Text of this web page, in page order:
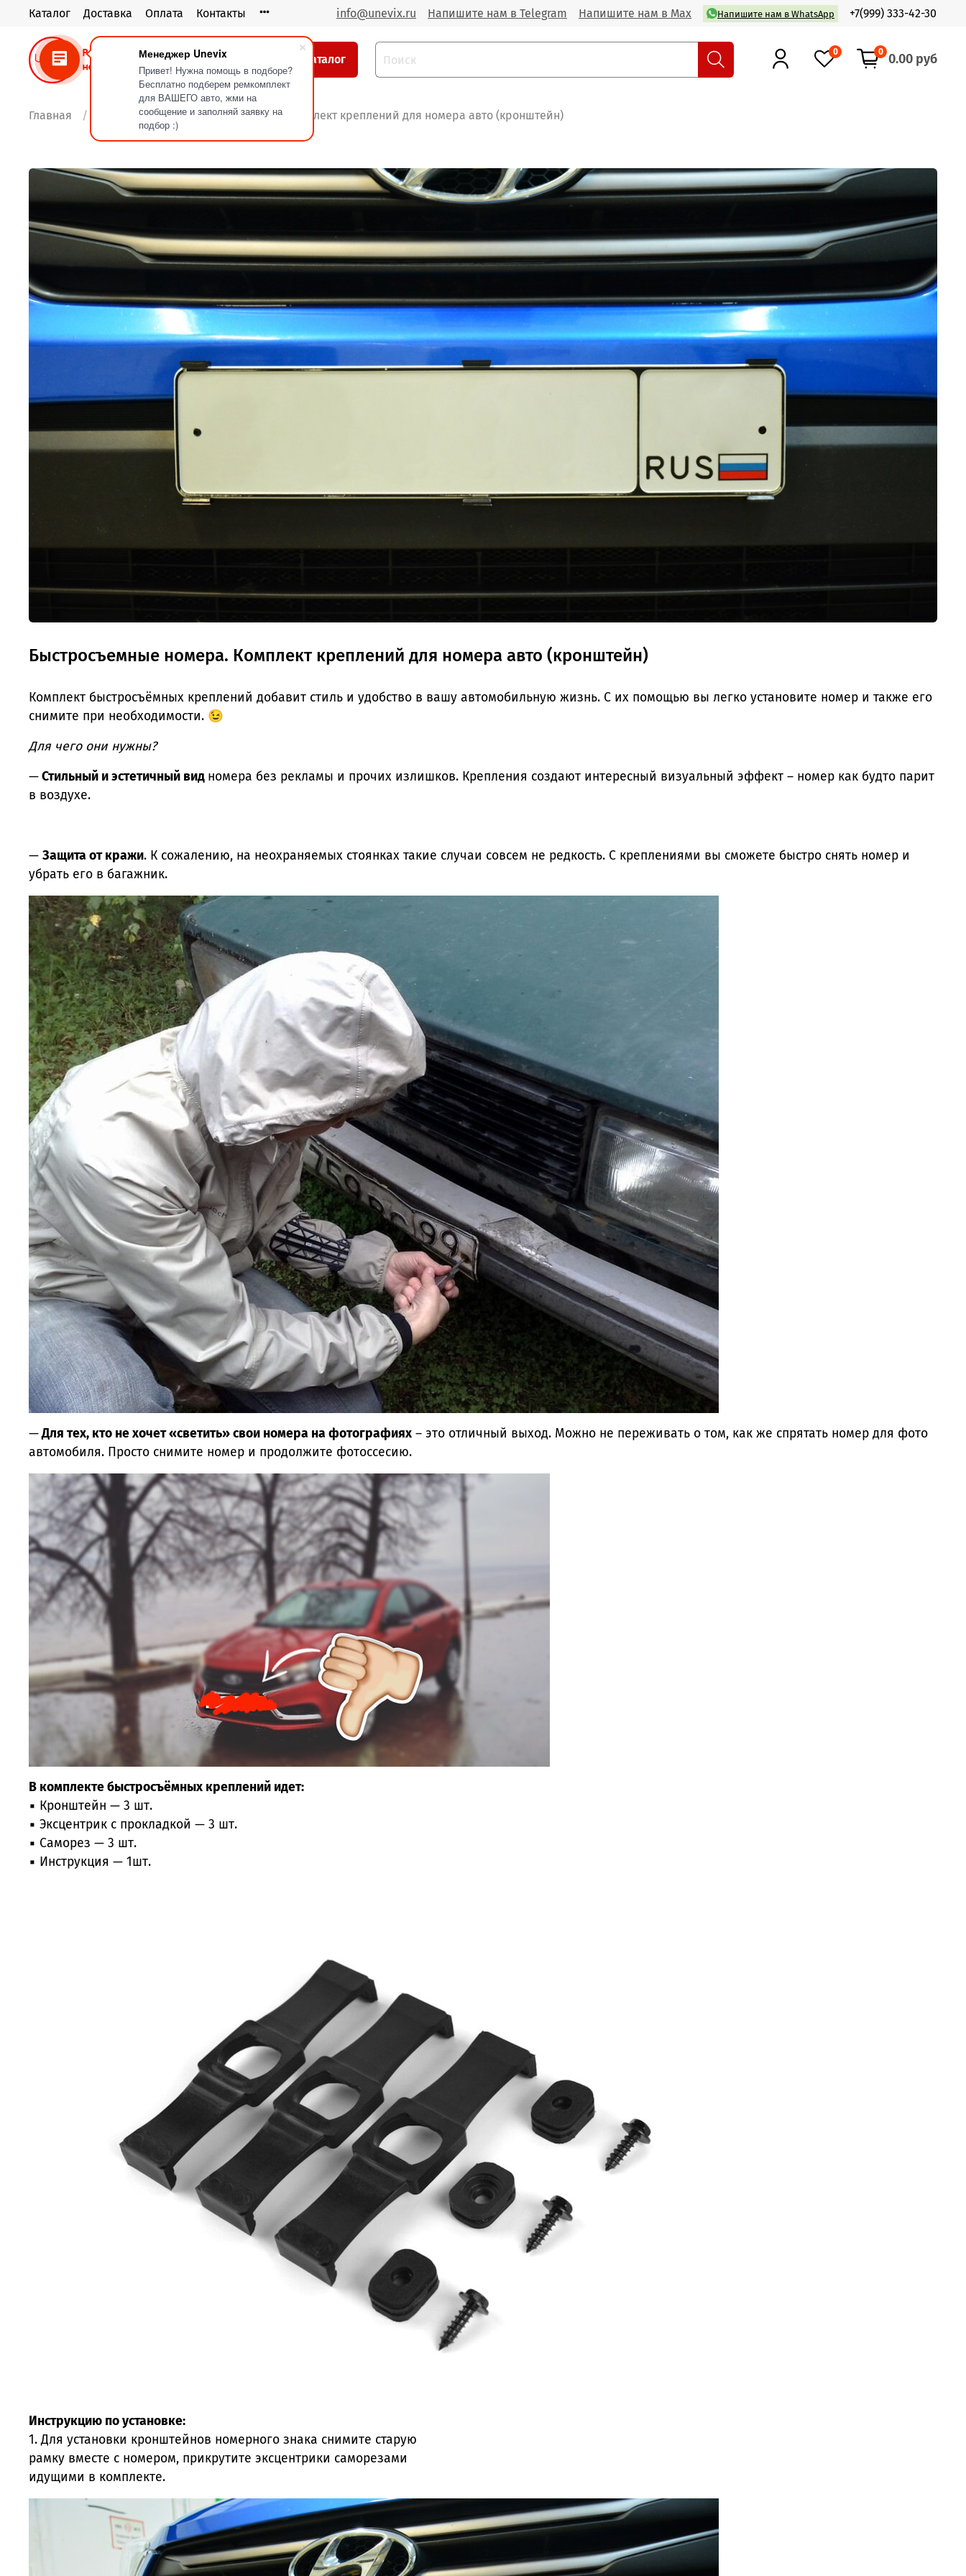
Менеджер Unevix
Привет! Нужна помощь в подборе?
Бесплатно подберем ремкомплект
для ВАШЕГО авто, жми на
сообщение и заполняй заявку на
подбор :)
Каталог Доставка Оплата Контакты info@unevix.ru Напишите нам в Telegram Напишите нам в Max Напишите нам в WhatsApp +7(999) 333-42-30
Каталог
0 0 0.00 руб
Главная Быстросъемные номера. Комплект креплений для номера авто (кронштейн)
Быстросъемные номера. Комплект креплений для номера авто (кронштейн)
Комплект быстросъёмных креплений добавит стиль и удобство в вашу автомобильную жизнь. С их помощью вы легко установите номер и также его
снимите при необходимости. 😉
Для чего они нужны?
—Стильный и эстетичный вид номера без рекламы и прочих излишков. Крепления создают интересный визуальный эффект – номер как будто парит
в воздухе.
— Защита от кражи. К сожалению, на неохраняемых стоянках такие случаи совсем не редкость. С креплениями вы сможете быстро снять номер и
убрать его в багажник.
—Для тех, кто не хочет «светить» свои номера на фотографиях – это отличный выход. Можно не переживать о том, как же спрятать номер для фото
автомобиля. Просто снимите номер и продолжите фотоссесию.
В комплекте быстросъёмных креплений идет:
▪ Кронштейн — 3 шт.
▪ Эксцентрик с прокладкой — 3 шт.
▪ Саморез — 3 шт.
▪ Инструкция — 1шт.
Инструкцию по установке:
1. Для установки кронштейнов номерного знака снимите старую
рамку вместе с номером, прикрутите эксцентрики саморезами
идущими в комплекте.